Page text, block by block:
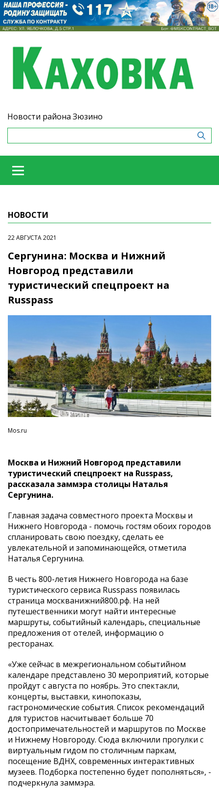
Новости района Зюзино
НОВОСТИ
22 АВГУСТА 2021
Сергунина: Москва и Нижний
Новгород представили
туристический спецпроект на
Russpass
Mos.ru
Москва и Нижний Новгород представили
туристический спецпроект на Russpass,
рассказала заммэра столицы Наталья
Сергунина.
Главная задача совместного проекта Москвы и
Нижнего Новгорода - помочь гостям обоих городов
спланировать свою поездку, сделать ее
увлекательной и запоминающейся, отметила
Наталья Сергунина.
В честь 800-летия Нижнего Новгорода на базе
туристического сервиса Russpass появилась
страница москванижний800.рф. На ней
путешественники могут найти интересные
маршруты, событийный календарь, специальные
предложения от отелей, информацию о
ресторанах.
«Уже сейчас в межрегиональном событийном
календаре представлено 30 мероприятий, которые
пройдут с августа по ноябрь. Это спектакли,
концерты, выставки, кинопоказы,
гастрономические события. Список рекомендаций
для туристов насчитывает больше 70
достопримечательностей и маршрутов по Москве
и Нижнему Новгороду. Сюда включили прогулки с
виртуальным гидом по столичным паркам,
посещение ВДНХ, современных интерактивных
музеев. Подборка постепенно будет пополняться», -
подчеркнула заммэра.